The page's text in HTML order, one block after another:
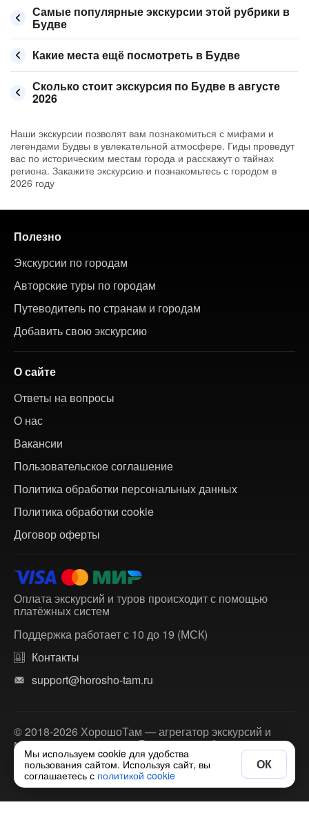
Самые популярные экскурсии этой рубрики в
Будве
Какие места ещё посмотреть в Будве
Сколько стоит экскурсия по Будве в августе
2026
Наши экскурсии позволят вам познакомиться с мифами и
легендами Будвы в увлекательной атмосфере. Гиды проведут
вас по историческим местам города и расскажут о тайнах
региона. Закажите экскурсию и познакомьтесь с городом в
2026 году
Полезно
Экскурсии по городам
Авторские туры по городам
Путеводитель по странам и городам
Добавить свою экскурсию
О сайте
Ответы на вопросы
О нас
Вакансии
Пользовательское соглашение
Политика обработки персональных данных
Политика обработки cookie
Договор оферты
Оплата экскурсий и туров происходит с помощью
платёжных систем
Поддержка работает с 10 до 19 (МСК)
Контакты
support@horosho-tam.ru
© 2018-2026 ХорошоТам — агрегатор экскурсий и
многодневных туров по России и зарубежью.
Мы используем cookie для удобства
пользования сайтом. Используя сайт, вы
соглашаетесь с политикой cookie
ОК